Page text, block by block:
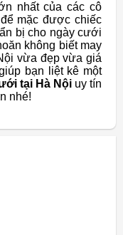
nhất của các cô
mặc được chiếc
bị cho ngày cưới
không biết may
vừa đẹp vừa giá
bạn liệt kê một
tại Hà Nộiuy tín
nhé!